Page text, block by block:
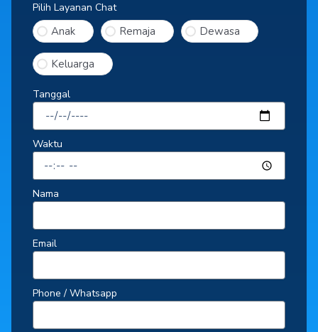
Pilih Layanan Chat
Anak Remaja Dewasa
Keluarga
Tanggal
Waktu
Nama
Email
Phone / Whatsapp